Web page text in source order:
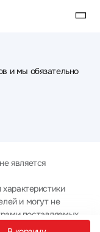
и мы обязательно
является
и могут не
поставляемых
при